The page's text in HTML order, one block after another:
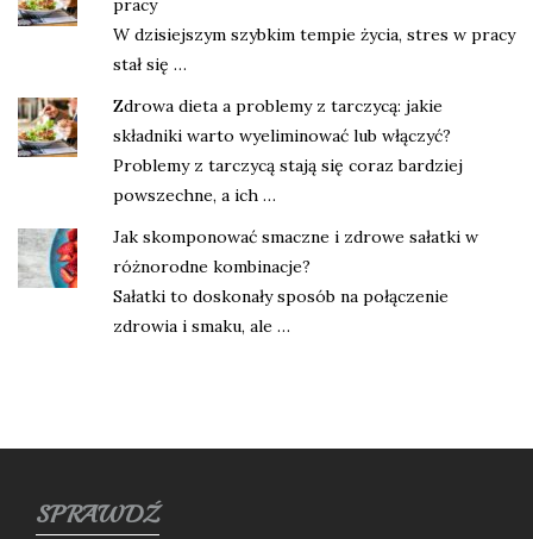
pracy
W dzisiejszym szybkim tempie życia, stres w pracy
stał się …
Zdrowa dieta a problemy z tarczycą: jakie
składniki warto wyeliminować lub włączyć?
Problemy z tarczycą stają się coraz bardziej
powszechne, a ich …
Jak skomponować smaczne i zdrowe sałatki w
różnorodne kombinacje?
Sałatki to doskonały sposób na połączenie
zdrowia i smaku, ale …
SPRAWDŹ